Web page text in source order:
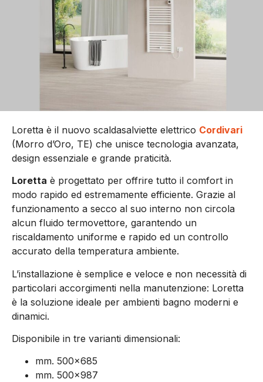
Loretta è il nuovo scaldasalviette elettrico Cordivari
(Morro d’Oro, TE) che unisce tecnologia avanzata,
design essenziale e grande praticità.
Loretta è progettato per offrire tutto il comfort in
modo rapido ed estremamente efficiente. Grazie al
funzionamento a secco al suo interno non circola
alcun fluido termovettore, garantendo un
riscaldamento uniforme e rapido ed un controllo
accurato della temperatura ambiente.
L’installazione è semplice e veloce e non necessità di
particolari accorgimenti nella manutenzione: Loretta
è la soluzione ideale per ambienti bagno moderni e
dinamici.
Disponibile in tre varianti dimensionali:
mm. 500×685
mm. 500×987